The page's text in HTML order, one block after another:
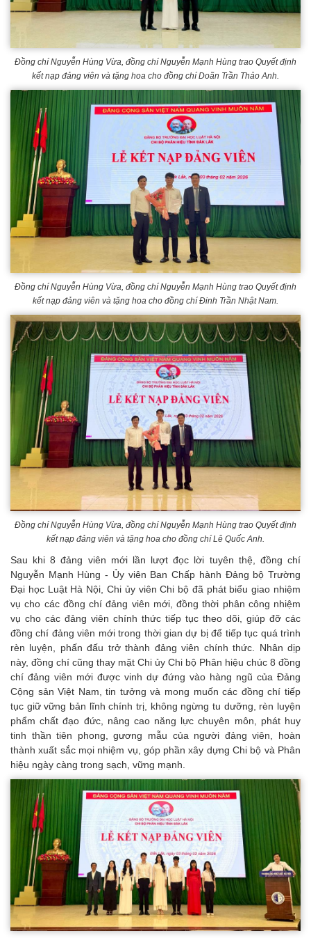
Đồng chí Nguyễn Hùng Vừa, đồng chí Nguyễn Mạnh Hùng trao Quyết định
kết nạp đảng viên và tặng hoa cho đồng chí Doãn Trần Thảo Anh.
Đồng chí Nguyễn Hùng Vừa, đồng chí Nguyễn Mạnh Hùng trao Quyết định
kết nạp đảng viên và tặng hoa cho đồng chí Đinh Trần Nhật Nam.
Đồng chí Nguyễn Hùng Vừa, đồng chí Nguyễn Mạnh Hùng trao Quyết định
kết nạp đảng viên và tặng hoa cho đồng chí Lê Quốc Anh.
Sau khi 8 đảng viên mới lần lượt đọc lời tuyên thệ, đồng chí
Nguyễn Mạnh Hùng - Ủy viên Ban Chấp hành Đảng bộ Trường
Đại học Luật Hà Nội, Chi ủy viên Chi bộ đã phát biểu giao nhiệm
vụ cho các đồng chí đảng viên mới, đồng thời phân công nhiệm
vụ cho các đảng viên chính thức tiếp tục theo dõi, giúp đỡ các
đồng chí đảng viên mới trong thời gian dự bị để tiếp tục quá trình
rèn luyện, phấn đấu trở thành đảng viên chính thức. Nhân dịp
này, đồng chí cũng thay mặt Chi ủy Chi bộ Phân hiệu chúc 8 đồng
chí đảng viên mới được vinh dự đứng vào hàng ngũ của Đảng
Cộng sản Việt Nam, tin tưởng và mong muốn các đồng chí tiếp
tục giữ vững bản lĩnh chính trị, không ngừng tu dưỡng, rèn luyện
phẩm chất đạo đức, nâng cao năng lực chuyên môn, phát huy
tinh thần tiên phong, gương mẫu của người đảng viên, hoàn
thành xuất sắc mọi nhiệm vụ, góp phần xây dựng Chi bộ và Phân
hiệu ngày càng trong sạch, vững mạnh.